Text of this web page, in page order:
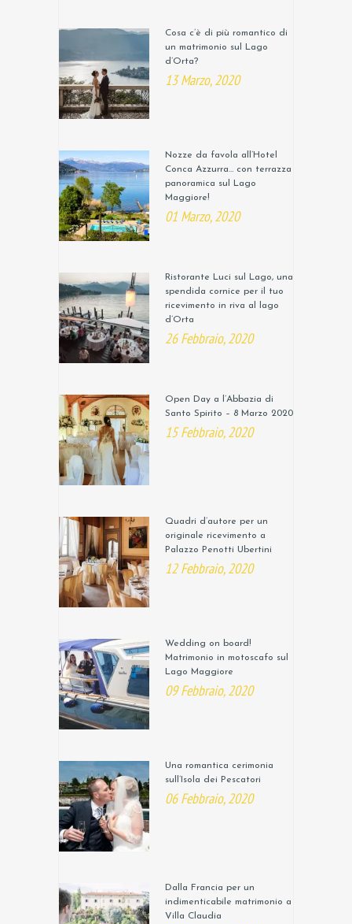
Cosa c’è di più romantico di
un matrimonio sul Lago
d’Orta?
13 Marzo, 2020
Nozze da favola all’Hotel
Conca Azzurra… con terrazza
panoramica sul Lago
Maggiore!
01 Marzo, 2020
Ristorante Luci sul Lago, una
spendida cornice per il tuo
ricevimento in riva al lago
d’Orta
26 Febbraio, 2020
Open Day a l’Abbazia di
Santo Spirito – 8 Marzo 2020
15 Febbraio, 2020
Quadri d’autore per un
originale ricevimento a
Palazzo Penotti Ubertini
12 Febbraio, 2020
Wedding on board!
Matrimonio in motoscafo sul
Lago Maggiore
09 Febbraio, 2020
Una romantica cerimonia
sull’Isola dei Pescatori
06 Febbraio, 2020
Dalla Francia per un
indimenticabile matrimonio a
Villa Claudia